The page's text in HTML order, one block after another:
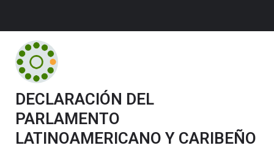
DECLARACIÓN DEL
PARLAMENTO
LATINOAMERICANO Y CARIBEÑO